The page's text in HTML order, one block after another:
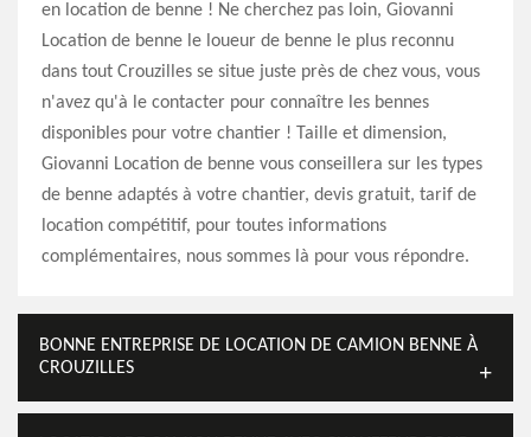
en location de benne ! Ne cherchez pas loin, Giovanni
Location de benne le loueur de benne le plus reconnu
dans tout Crouzilles se situe juste près de chez vous, vous
n'avez qu'à le contacter pour connaître les bennes
disponibles pour votre chantier ! Taille et dimension,
Giovanni Location de benne vous conseillera sur les types
de benne adaptés à votre chantier, devis gratuit, tarif de
location compétitif, pour toutes informations
complémentaires, nous sommes là pour vous répondre.
BONNE ENTREPRISE DE LOCATION DE CAMION BENNE À
CROUZILLES